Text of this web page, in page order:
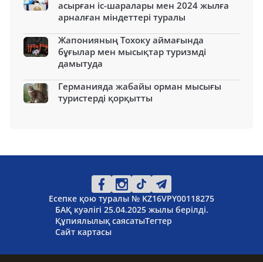
асырған іс-шаралары мен 2024 жылға
арналған міндеттері туралы
Жапонияның Тохоку аймағында
бұғылар мен мысықтар туризмді
дамытуда
Германияда жабайы орман мысығы
туристерді қорқытты
Есепке қою туралы № KZ16VPY00118275
БАҚ куәлігі 25.04.2025 жылы берілді.
Құпиялылық саясатыТегтер
Сайт картасы